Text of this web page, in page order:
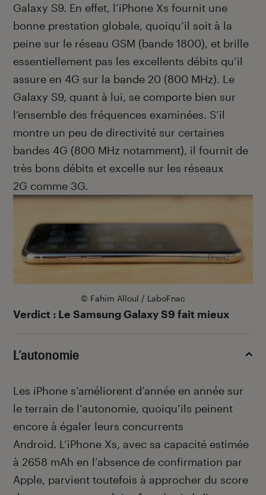
Galaxy S9. En effet, l’iPhone Xs fournit une
bonne prestation globale, quoiqu’il soit à la
peine sur le réseau GSM (bande 1800), et brille
essentiellement pas les excellents débits qu’il
assure en 4G sur la bande 20 (800 MHz). Le
Galaxy S9, quant à lui, se comporte bien sur
l’ensemble des fréquences examinées. S’il
montre un peu de directivité sur certaines
bandes 4G (800 MHz notamment), il fournit de
très bons débits et excelle sur les réseaux
2G comme 3G.
© Fahim Alloul / LaboFnac
Verdict : Le Samsung Galaxy S9 fait mieux
L’autonomie
Les iPhone s’améliorent d’année en année sur
le terrain de l’autonomie, quoiqu’ils peinent
encore à égaler leurs concurrents
Android. L’iPhone Xs, avec sa capacité estimée
à 2658 mAh en l’absence de confirmation par
Apple, parvient toutefois à approcher du score